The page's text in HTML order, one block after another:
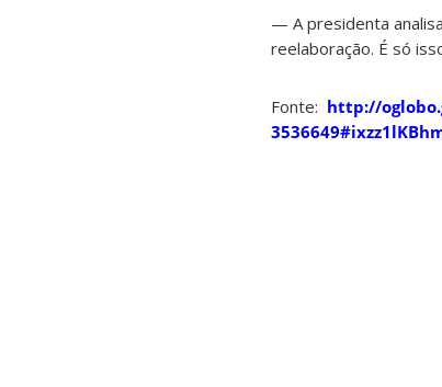
— A presidenta
reelaboração. É só
Fonte: http://